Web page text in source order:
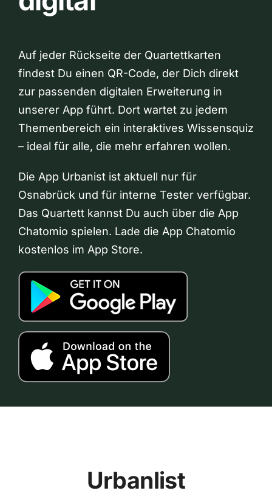
Auf jeder Rückseite der Quartettkarten
findest Du einen QR-Code, der Dich direkt
zur passenden digitalen Erweiterung in
unserer App führt. Dort wartet zu jedem
Themenbereich ein interaktives Wissensquiz
– ideal für alle, die mehr erfahren wollen.
Die App Urbanist ist aktuell nur für
Osnabrück und für interne Tester verfügbar.
Das Quartett kannst Du auch über die App
Chatomio spielen. Lade die App Chatomio
kostenlos im App Store.
Urbanlist